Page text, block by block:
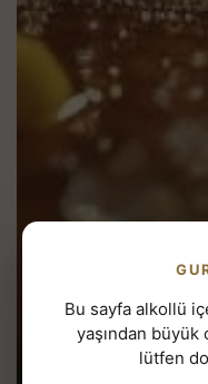
Bu sayfa alkollü
yaşından
lütfen